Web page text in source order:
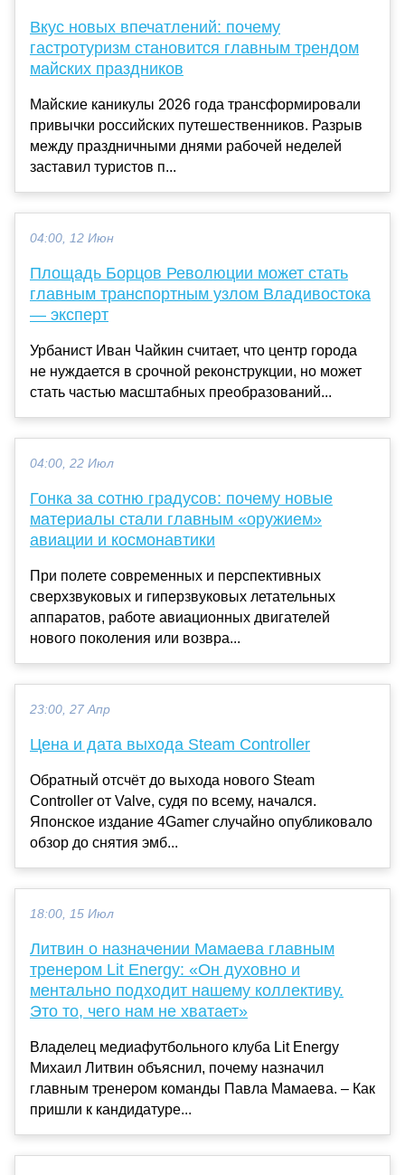
Вкус новых впечатлений: почему
гастротуризм становится главным трендом
майских праздников
Майские каникулы 2026 года трансформировали
привычки российских путешественников. Разрыв
между праздничными днями рабочей неделей
заставил туристов п...
04:00, 12 Июн
Площадь Борцов Революции может стать
главным транспортным узлом Владивостока
— эксперт
Урбанист Иван Чайкин считает, что центр города
не нуждается в срочной реконструкции, но может
стать частью масштабных преобразований...
04:00, 22 Июл
Гонка за сотню градусов: почему новые
материалы стали главным «оружием»
авиации и космонавтики
При полете современных и перспективных
сверхзвуковых и гиперзвуковых летательных
аппаратов, работе авиационных двигателей
нового поколения или возвра...
23:00, 27 Апр
Цена и дата выхода Steam Controller
Обратный отсчёт до выхода нового Steam
Controller от Valve, судя по всему, начался.
Японское издание 4Gamer случайно опубликовало
обзор до снятия эмб...
18:00, 15 Июл
Литвин о назначении Мамаева главным
тренером Lit Energy: «Он духовно и
ментально подходит нашему коллективу.
Это то, чего нам не хватает»
Владелец медиафутбольного клуба Lit Energy
Михаил Литвин объяснил, почему назначил
главным тренером команды Павла Мамаева. – Как
пришли к кандидатуре...